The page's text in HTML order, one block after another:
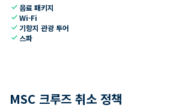
check 음료 패키지
checkWi-Fi
check 기항지 관광 투어
check 스파
MSC 크루즈 취소 정책